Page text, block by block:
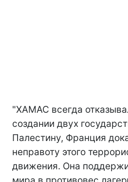
"ХАМАС всегда
создании двух
Палестину, Франция
неправоту этого
движения. Она